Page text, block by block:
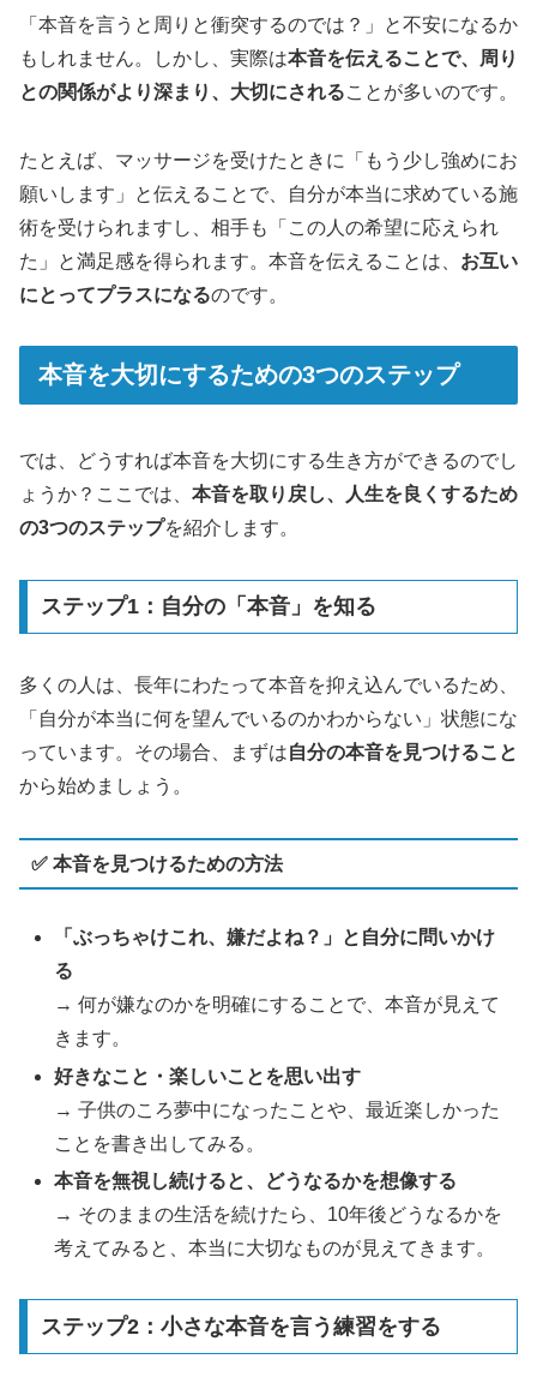
「本音を言うと周りと衝突するのでは？」と不安になるか
もしれません。しかし、実際は本音を伝えることで、周り
との関係がより深まり、大切にされることが多いのです。
たとえば、マッサージを受けたときに「もう少し強めにお
願いします」と伝えることで、自分が本当に求めている施
術を受けられますし、相手も「この人の希望に応えられ
た」と満足感を得られます。本音を伝えることは、 お互い
にとってプラスになるのです。
本音を大切にするための3つのステップ
では、どうすれば本音を大切にする生き方ができるのでし
ょうか？ここでは、 本音を取り戻し、人生を良くするため
の3つのステップを紹介します。
ステップ1：自分の「本音」を知る
多くの人は、長年にわたって本音を抑え込んでいるため、
「自分が本当に何を望んでいるのかわからない」状態にな
っています。その場合、まずは自分の本音を見つけること
から始めましょう。
✅ 本音を見つけるための方法
「ぶっちゃけこれ、嫌だよね？」と自分に問いかけ
る
→ 何が嫌なのかを明確にすることで、本音が見えて
きます。
好きなこと・楽しいことを思い出す
→ 子供のころ夢中になったことや、最近楽しかった
ことを書き出してみる。
本音を無視し続けると、どうなるかを想像する
→ そのままの生活を続けたら、10年後どうなるかを
考えてみると、本当に大切なものが見えてきます。
ステップ2：小さな本音を言う練習をする